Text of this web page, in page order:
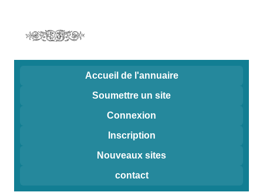
Accueil de l'annuaire
Soumettre un site
Connexion
Inscription
Nouveaux sites
contact